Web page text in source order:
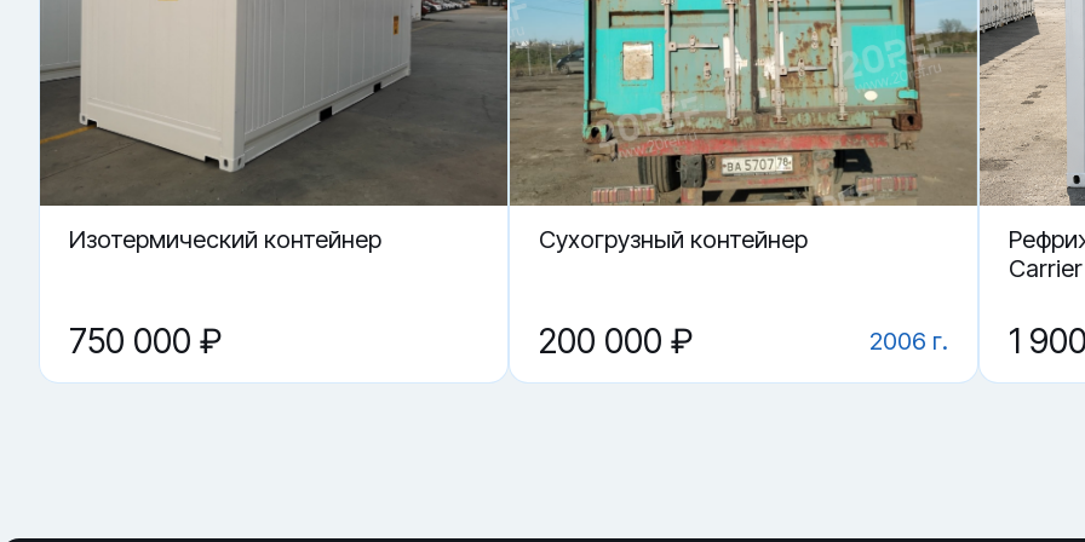
· контроль работы замков и закрывания дверей
Купить «Сухогрузный морской контейнер CAIU 889677-0» в Новосибирске.
▼ Где купить Сухогрузный морской контейнер CAIU 889677-0 в Новосибирске?
▼ Что проверить перед покупкой?
▼ От чего зависит цена на Сухогрузный морской контейнер CAIU 889677-0?
▼ Подойдёт ли контейнер как склад?
▼ Можно ли использовать под переоборудование?
Изотермический контейнер
750 000 ₽
Cухогрузный контейнер
200 000 ₽ 2006 г.
Carrier
1